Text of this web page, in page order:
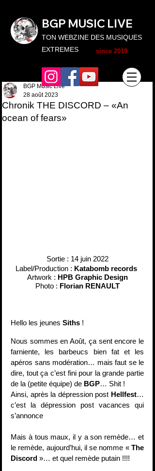
TON WEBZINE DES MUSIQUES
EXTREMES
BGP MUSIC LIVE
since 2019
Chronik THE DISCORD – «An
ocean of fears»
BGP Music Live
28 août 2023
Sortie : 14 juin 2022
Label/Production : Katabomb records
Artwork : HPB Graphic Design
Photo : Florian RENAULT
Hello les jeunes Siths !
Nous sommes en Août, ça sent encore le
farniente, les barbeucs bien fat et les
apéros sans modération… mais faut se le
dire, tout ça c’est fini pour la grande partie
de la (petite équipe) de BGP… Shit !
Ainsi, après la dépression post Hellfest…
c’est la dépression post vacances qui
s’annonce
Mais à tous maux, il y a son remède… et
le remède, aujourd’hui, il se nomme « The
Discord »… et quel remède putain !!!!